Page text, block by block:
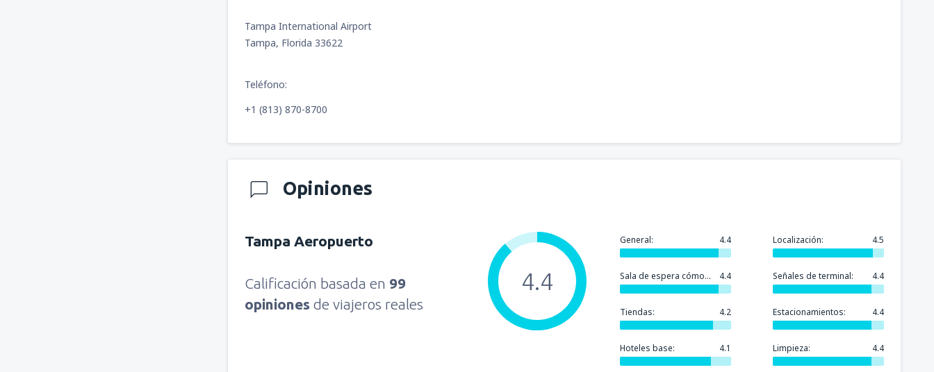
Tampa International Airport
Tampa, Florida 33622
Teléfono:
+1 (813) 870-8700
Opiniones
Tampa Aeropuerto
Calificación basada en 99
opiniones de viajeros reales
General: 4.4 Localización: 4.5
Sala de espera cómoda: 4.4 Señales de terminal: 4.4
Tiendas: 4.2 Estacionamientos: 4.4
Hoteles base: 4.1 Limpieza: 4.4
4.4